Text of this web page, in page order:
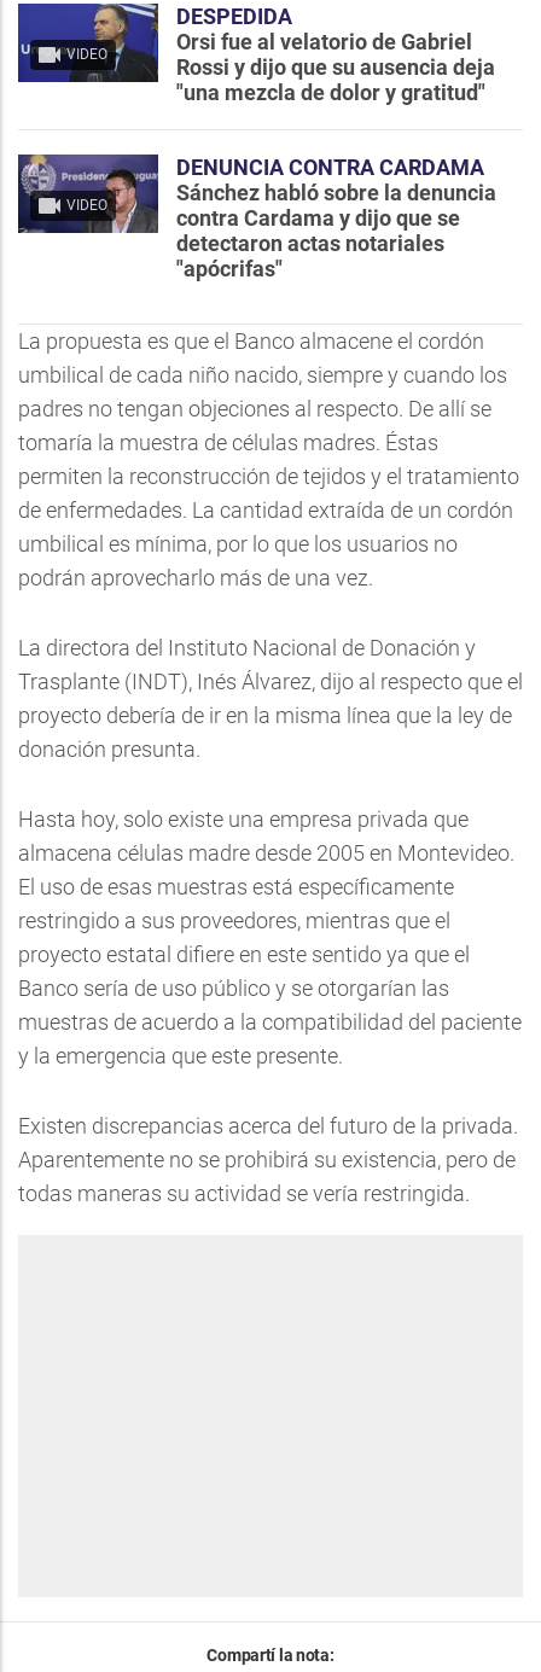
VIDEO
DESPEDIDA
Orsi fue al velatorio de Gabriel
Rossi y dijo que su ausencia deja
"una mezcla de dolor y gratitud"
VIDEO
DENUNCIA CONTRA CARDAMA
Sánchez habló sobre la denuncia
contra Cardama y dijo que se
detectaron actas notariales
"apócrifas"
La propuesta es que el Banco almacene el cordón
umbilical de cada niño nacido, siempre y cuando los
padres no tengan objeciones al respecto. De allí se
tomaría la muestra de células madres. Éstas
permiten la reconstrucción de tejidos y el tratamiento
de enfermedades. La cantidad extraída de un cordón
umbilical es mínima, por lo que los usuarios no
podrán aprovecharlo más de una vez.
La directora del Instituto Nacional de Donación y
Trasplante (INDT), Inés Álvarez, dijo al respecto que el
proyecto debería de ir en la misma línea que la ley de
donación presunta.
Hasta hoy, solo existe una empresa privada que
almacena células madre desde 2005 en Montevideo.
El uso de esas muestras está específicamente
restringido a sus proveedores, mientras que el
proyecto estatal difiere en este sentido ya que el
Banco sería de uso público y se otorgarían las
muestras de acuerdo a la compatibilidad del paciente
y la emergencia que este presente.
Existen discrepancias acerca del futuro de la privada.
Aparentemente no se prohibirá su existencia, pero de
todas maneras su actividad se vería restringida.
Compartí la nota: